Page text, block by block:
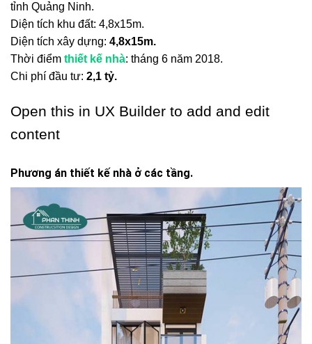
tỉnh Quảng Ninh.
Diện tích khu đất: 4,8x15m.
Diện tích xây dựng: 4,8x15m.
Thời điểm thiết kế nhà: tháng 6 năm 2018.
Chi phí đầu tư: 2,1 tỷ.
Open this in UX Builder to add and edit
content
Phương án thiết kế nhà ở các tầng.